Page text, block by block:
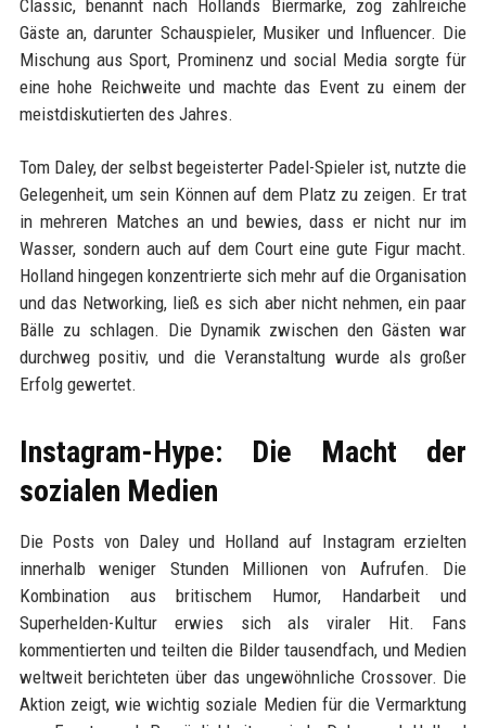
Classic, benannt nach Hollands Biermarke, zog zahlreiche
Gäste an, darunter Schauspieler, Musiker und Influencer. Die
Mischung aus Sport, Prominenz und social Media sorgte für
eine hohe Reichweite und machte das Event zu einem der
meistdiskutierten des Jahres.
Tom Daley, der selbst begeisterter Padel-Spieler ist, nutzte die
Gelegenheit, um sein Können auf dem Platz zu zeigen. Er trat
in mehreren Matches an und bewies, dass er nicht nur im
Wasser, sondern auch auf dem Court eine gute Figur macht.
Holland hingegen konzentrierte sich mehr auf die Organisation
und das Networking, ließ es sich aber nicht nehmen, ein paar
Bälle zu schlagen. Die Dynamik zwischen den Gästen war
durchweg positiv, und die Veranstaltung wurde als großer
Erfolg gewertet.
Instagram-Hype: Die Macht der
sozialen Medien
Die Posts von Daley und Holland auf Instagram erzielten
innerhalb weniger Stunden Millionen von Aufrufen. Die
Kombination aus britischem Humor, Handarbeit und
Superhelden-Kultur erwies sich als viraler Hit. Fans
kommentierten und teilten die Bilder tausendfach, und Medien
weltweit berichteten über das ungewöhnliche Crossover. Die
Aktion zeigt, wie wichtig soziale Medien für die Vermarktung